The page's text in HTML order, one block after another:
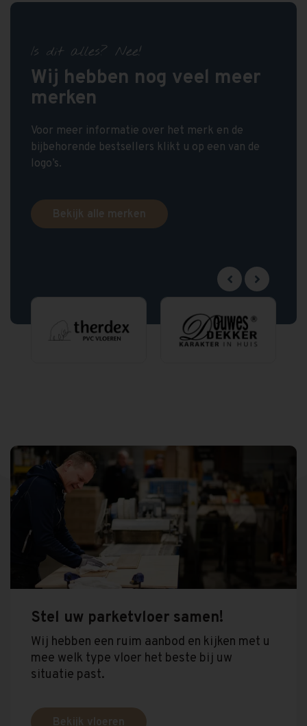
Is dit alles? Nee!
Wij hebben nog veel meer
merken
Voor meer informatie over het merk en de
bijbehorende bestsellers klikt u op een van de
logo’s.
Bekijk alle merken
Stel uw parketvloer samen!
Wij hebben een ruim aanbod en kijken met u
mee welk type vloer het beste bij uw
situatie past.
Bekijk vloeren